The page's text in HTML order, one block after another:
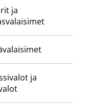
ja
ja